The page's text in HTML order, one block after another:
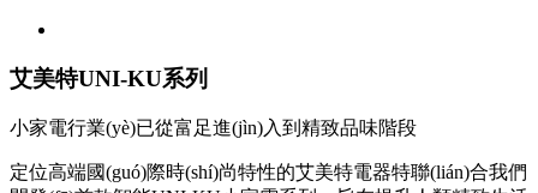
艾美特UNI-KU系列
小家電行業(yè)已從富足進(jìn)入到精致品味階段
定位高端國(guó)際時(shí)尚特性的艾美特電器特聯(lián)合我們